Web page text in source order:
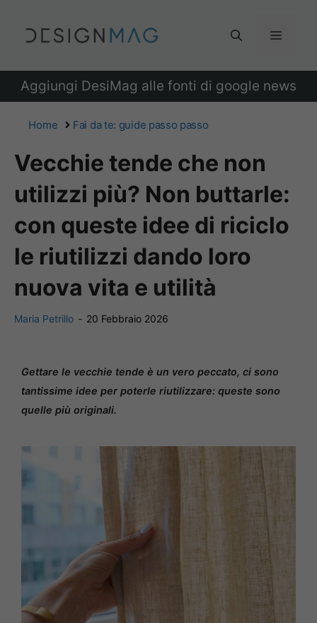
Menu
Aggiungi DesiMag alle fonti di google news
Home Fai da te: guide passo passo
Vecchie tende che non
utilizzi più? Non buttarle:
con queste idee di riciclo
le riutilizzi dando loro
nuova vita e utilità
Maria Petrillo - 20 Febbraio 2026
Gettare le vecchie tende è un vero peccato, ci sono
tantissime idee per poterle riutilizzare: queste sono
quelle più originali.